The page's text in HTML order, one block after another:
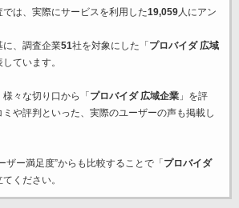
は、実際にサービスを利用した19,059人にアン
に、調査企業51社を対象にした「 プロバイダ 広域
ています。
々な切り口から「 プロバイダ 広域企業」を評
や評判といった、実際のユーザーの声も掲載し
ザー満足度”からも比較することで「 プロバイダ
ください。